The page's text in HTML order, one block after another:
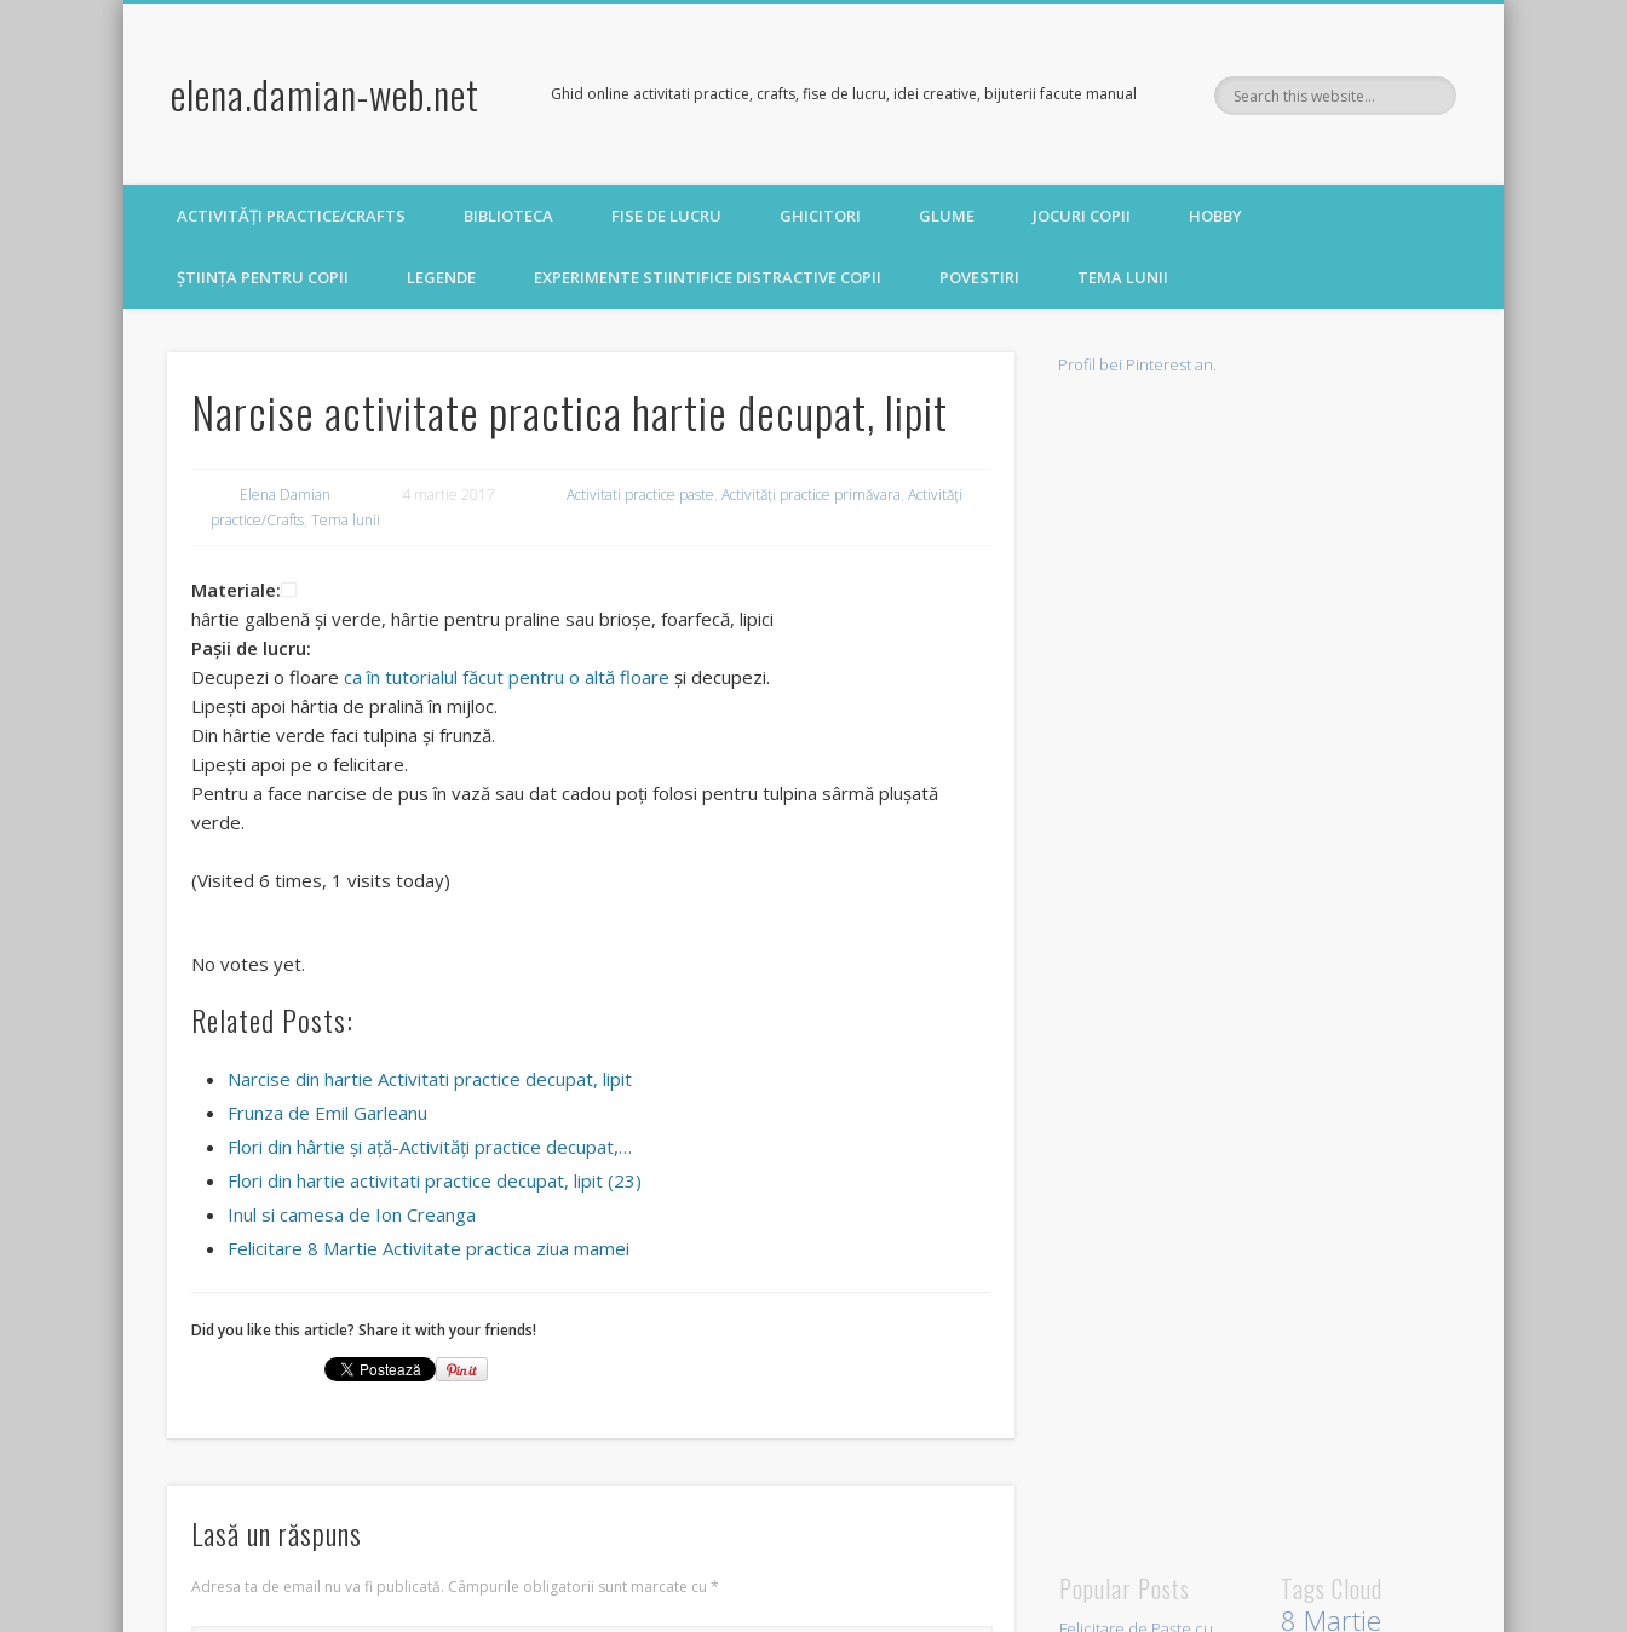
elena.damian-web.net Ghid online activitati practice, crafts, fise de lucru, idei creative, bijuterii facute manual
ACTIVITĂȚI PRACTICE/CRAFTS BIBLIOTECA FISE DE LUCRU GHICITORI GLUME JOCURI COPII HOBBY
ȘTIINȚA PENTRU COPII LEGENDE EXPERIMENTE STIINTIFICE DISTRACTIVE COPII POVESTIRI TEMA LUNII
Narcise activitate practica hartie decupat, lipit
Elena Damian 4 martie 2017 Activitati practice paste,Activități practice primăvara,Activități
practice/Crafts,Tema lunii
Materiale:
hârtie galbenă și verde, hârtie pentru praline sau brioșe, foarfecă, lipici
Pașii de lucru:
Decupezi o floareca în tutorialul făcut pentru o altă floare și decupezi.
Lipești apoi hârtia de pralină în mijloc.
Din hârtie verde faci tulpina și frunză.
Lipești apoi pe o felicitare.
Pentru a face narcise de pus în vază sau dat cadou poți folosi pentru tulpina sârmă plușată
verde.
(Visited 6 times, 1 visits today)
No votes yet.
Related Posts:
Narcise din hartie Activitati practice decupat, lipit
Frunza de Emil Garleanu
Flori din hârtie și ață-Activități practice decupat,…
Flori din hartie activitati practice decupat, lipit (23)
Inul si camesa de Ion Creanga
Felicitare 8 Martie Activitate practica ziua mamei
Did you like this article? Share it with your friends!
Lasă un răspuns
Adresa ta de email nu va fi publicată. Câmpurile obligatorii sunt marcate cu*
Profil bei Pinterest an.
Popular Posts Tags Cloud
8 Martie